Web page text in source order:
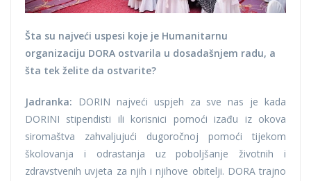
Šta su najveći uspesi koje je Humanitarnu
organizaciju DORA ostvarila u dosadašnjem radu, a
šta tek želite da ostvarite?
Jadranka: DORIN najveći uspjeh za sve nas je kada
DORINI stipendisti ili korisnici pomoći izađu iz okova
siromaštva zahvaljujući dugoročnoj pomoći tijekom
školovanja i odrastanja uz poboljšanje životnih i
zdravstvenih uvjeta za njih i njihove obitelji. DORA trajno